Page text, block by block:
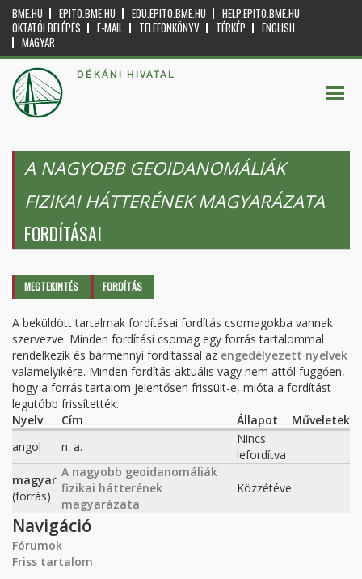
BME.HU EPITO.BME.HU EDU.EPITO.BME.HU
HELP.EPITO.BME.HU
OKTATÓI BELÉPÉS
E-MAIL TELEFONKÖNYV TÉRKÉP
ENGLISH
MAGYAR
DÉKÁNI HIVATAL
A NAGYOBB GEOIDANOMÁLIÁK
FIZIKAI HÁTTERÉNEK MAGYARÁZATA
FORDÍTÁSAI
Elsődleges fülek
MEGTEKINTÉS FORDÍTÁS
A beküldött tartalmak fordításai fordítás csomagokba vannak
szervezve. Minden fordítási csomag egy forrás tartalommal
rendelkezik és bármennyi fordítással az engedélyezett nyelvek
valamelyikére. Minden fordítás aktuális vagy nem attól függően,
hogy a forrás tartalom jelentősen frissült-e, mióta a fordítást
legutóbb frissítették.
Nyelv
Cím Állapot
Műveletek
angol
n. a.
Nincs
lefordítva
magyar
(forrás)
A nagyobb geoidanomáliák
fizikai hátterének
magyarázata
Közzétéve
Navigáció
Fórumok
Friss tartalom